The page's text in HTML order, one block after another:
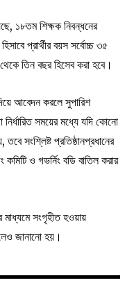
১৮তম শিক্ষক নিবন্ধনের
প্রার্থীর বয়স সর্বোচ্চ ৩৫
তিন বছর হিসেব করা হবে।
আবেদন করলে সুপারিশ
সময়ের মধ্যে যদি কোনো
তবে সংশ্লিষ্ট প্রতিষ্ঠানপ্রধানের
ও গভর্নিং বডি বাতিল করার
মাধ্যমে সংগৃহীত হওয়ায়
জানানো হয়।